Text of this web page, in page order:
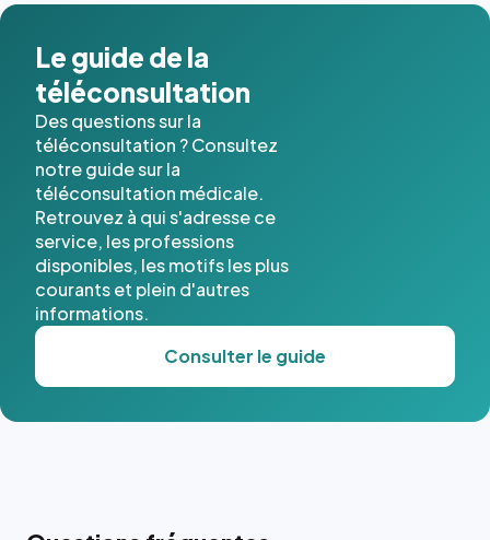
Le guide de la
téléconsultation
Des questions sur la
téléconsultation ? Consultez
notre guide sur la
téléconsultation médicale.
Retrouvez à qui s'adresse ce
service, les professions
disponibles, les motifs les plus
courants et plein d'autres
informations.
Consulter le guide